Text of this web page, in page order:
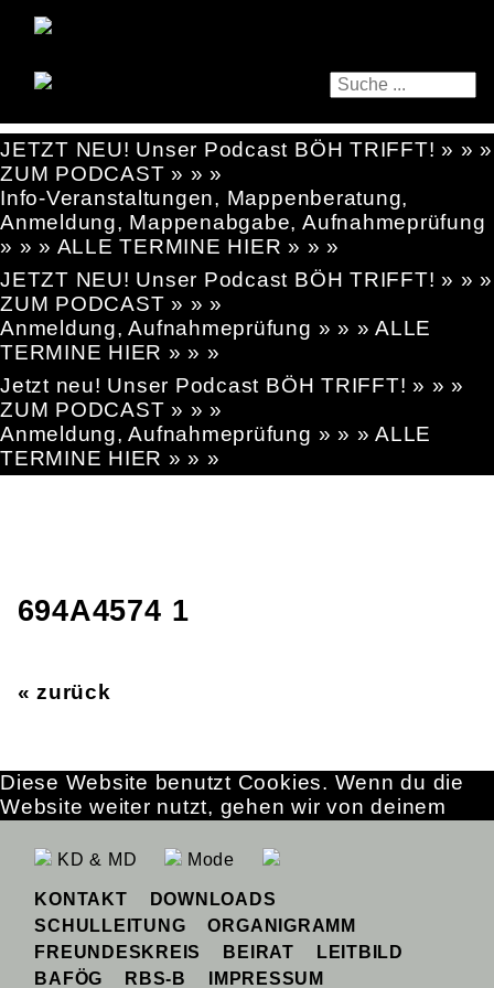
JETZT NEU! Unser Podcast BÖH TRIFFT! » » »
ZUM PODCAST » » »
Info-Veranstaltungen, Mappenberatung,
Anmeldung, Mappenabgabe, Aufnahmeprüfung
» » » ALLE TERMINE HIER » » »
JETZT NEU! Unser Podcast BÖH TRIFFT! » » »
ZUM PODCAST » » »
Anmeldung, Aufnahmeprüfung » » » ALLE
TERMINE HIER » » »
Jetzt neu! Unser Podcast BÖH TRIFFT! » » »
ZUM PODCAST » » »
Anmeldung, Aufnahmeprüfung » » » ALLE
TERMINE HIER » » »
694A4574 1
« zurück
KD & MD Mode
KONTAKT
DOWNLOADS
SCHULLEITUNG
ORGANIGRAMM
FREUNDESKREIS
BEIRAT
LEITBILD
BAFÖG
RBS-B IMPRESSUM
Diese Website benutzt Cookies. Wenn du die
Website weiter nutzt, gehen wir von deinem